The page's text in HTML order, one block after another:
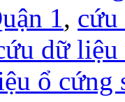
1,
dữ liệu
ổ cứng